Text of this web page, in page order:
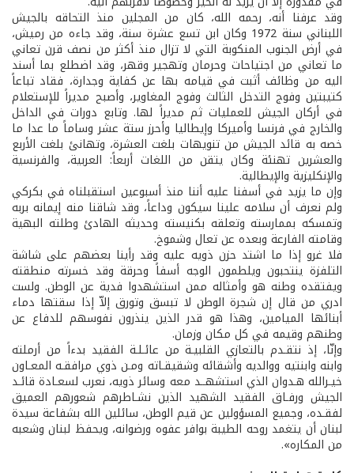
وقد عرفنا أنه، رحمه الله، كان من المجلين منذ التحاقه بالجيش
اللبناني سنة 1972 وكان ابن تسع عشرة سنة، وقد جاءه من رميش،
في أرض الجنوب المنكوبة التي لا تزال منذ أكثر من نصف قرن تعاني
ما تعاني من اجتياحات وحرمان وتهجير وقهر، وقد اضطلع بما أسند
اليه من وظائف أثبت في قيامه بها عن كفاية وجدارة، فقاد تباعاً
كتيبتين وفوج التدخل الثالث وفوج المغاوير، وأصبح مديراً للإستعلام
في أركان الجيش للعمليات ثم مديراً لها. وتابع دورات في الداخل
والخارج في فرنسا وأميركا وإيطاليا وأحرز ستة عشر وساماً ما عدا ما
خصه به قائد الجيش من تنويهات بلغت العشرة، وتهانئ بلغت الأربع
والعشرين تهنئة وكان يتقن من اللغات أربعاً: العربية، والفرنسية
والإنكليزية والإيطالية.
وإن ما يزيد في أسفنا عليه أننا منذ أسبوعين استقبلناه في بكركي
ولم نعرف أن سلامه علينا سيكون وداعاً، وقد شاقنا منه إيمانه بربه
وتمسكه بممارسته وتعلقه بكنيسته وحديثه الهادئ وطلته البهية
وقامته الفارعة وبعده عن تعال وشموخ.
فلا غرو إذا ما اشتد حزن ذويه عليه وقد رأينا بعضهم على شاشة
التلفزة ينتحبون ويلطمون الوجه أسفاً وحرقة وقد خسرته منطقته
ويفتقده وطنه هو وأمثاله ممن استشهدوا فدية عن الوطن. ولست
ادري من قال إن شجرة الوطن لا تبسق وتورق إلاّ إذا سقتها دماء
أبنائها الميامين، وهذا هو قدر الذين ينذرون نفوسهم للدفاع عن
وطنهم وقيمه في كل مكان وزمان.
وإنّا، إذ نتقـدم بالتعازي القلبيـة من عائـلـة الفقيد بدءاً من أرملته
وابنه وابنتيه ووالديه وأشقائه وشقيقـاته ومـن ذوي مرافقـه المعـاون
خيـرالله هـدوان الذي استشهــد معه وسائر ذويه، نعرب لسعـادة قائـد
الجيش ورفـاق الفقيد الشهيد الذين نشـاطرهم شعورهم العميق
لفقـده، وجميع المسؤولين عن قيم الوطن، سائلين الله بشفاعة سيدة
لبنان أن يتغمد روحه الطيبة بوافر عفوه ورضوانه، ويحفظ لبنان وشعبه
من المكاره».